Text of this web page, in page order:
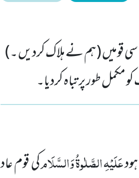
سی قومیں ( ہم نے ہلاک کردیں ۔)
طور پر تباہ کردیا۔
عَلَیْہِالصَّلٰوۃُوَالسَّلَامکی قوم عاد